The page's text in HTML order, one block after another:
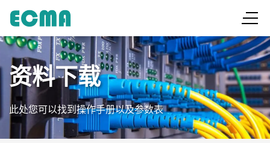
资料下载
此处您可以找到操作手册以及参数表